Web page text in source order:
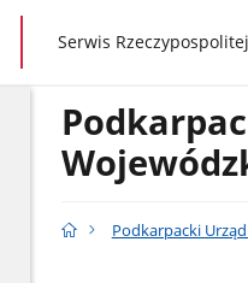
gov.pl
Serwis
Podkarpacki